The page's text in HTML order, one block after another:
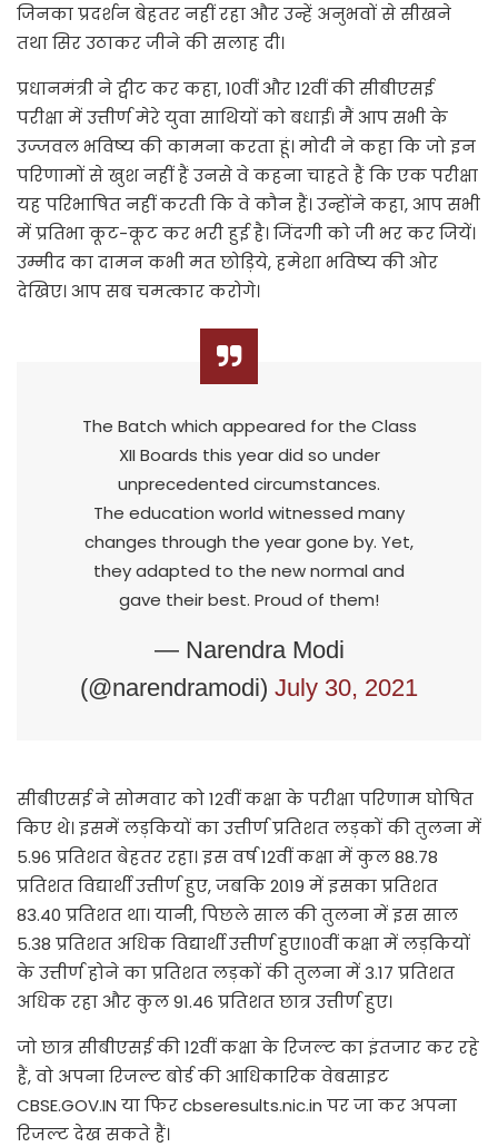
जिनका प्रदर्शन बेहतर नहीं रहा और उन्हें अनुभवों से सीखने
तथा सिर उठाकर जीने की सलाह दी।
प्रधानमंत्री ने ट्वीट कर कहा, 10वीं और 12वीं की सीबीएसई
परीक्षा में उत्तीर्ण मेरे युवा साथियों को बधाई। मैं आप सभी के
उज्जवल भविष्य की कामना करता हूं। मोदी ने कहा कि जो इन
परिणामों से खुश नहीं हैं उनसे वे कहना चाहते हैं कि एक परीक्षा
यह परिभाषित नहीं करती कि वे कौन हैं। उन्होंने कहा, आप सभी
में प्रतिभा कूट-कूट कर भरी हुई है। जिंदगी को जी भर कर जियें।
उम्मीद का दामन कभी मत छोड़िये, हमेशा भविष्य की ओर
देखिए। आप सब चमत्कार करोगे।
The Batch which appeared for the Class
XII Boards this year did so under
unprecedented circumstances.
The education world witnessed many
changes through the year gone by. Yet,
they adapted to the new normal and
gave their best. Proud of them!
— Narendra Modi
(@narendramodi) July 30, 2021
सीबीएसई ने सोमवार को 12वीं कक्षा के परीक्षा परिणाम घोषित
किए थे। इसमें लड़कियों का उत्तीर्ण प्रतिशत लड़कों की तुलना में
5.96 प्रतिशत बेहतर रहा। इस वर्ष 12वीं कक्षा में कुल 88.78
प्रतिशत विद्यार्थी उत्तीर्ण हुए, जबकि 2019 में इसका प्रतिशत
83.40 प्रतिशत था। यानी, पिछले साल की तुलना में इस साल
5.38 प्रतिशत अधिक विद्यार्थी उत्तीर्ण हुए।10वीं कक्षा में लड़कियों
के उत्तीर्ण होने का प्रतिशत लड़कों की तुलना में 3.17 प्रतिशत
अधिक रहा और कुल 91.46 प्रतिशत छात्र उत्तीर्ण हुए।
जो छात्र सीबीएसई की 12वीं कक्षा के रिजल्ट का इंतजार कर रहे
हैं, वो अपना रिजल्ट बोर्ड की आधिकारिक वेबसाइट
CBSE.GOV.IN या फिर cbseresults.nic.in पर जा कर अपना
रिजल्ट देख सकते हैं।